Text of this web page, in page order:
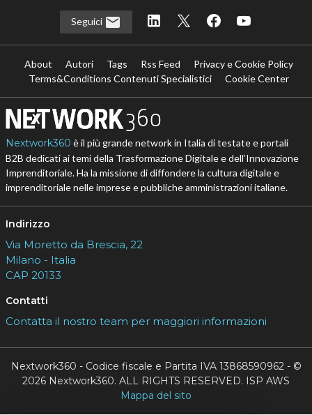
Seguici
About Autori Tags Rss Feed
Privacy e Cookie Policy
Terms&Conditions Contenuti Specialistici
Cookie Center
Nextwork360 è il più grande network in Italia di testate e portali
B2B dedicati ai temi della Trasformazione Digitale e dell’Innovazione
Imprenditoriale. Ha la missione di diffondere la cultura digitale e
imprenditoriale nelle imprese e pubbliche amministrazioni italiane.
Indirizzo
Via Moretto da Brescia, 22
Milano - Italia
CAP 20133
Contatti
Contatta il nostro team per maggiori informazioni
Nextwork360 - Codice fiscale e Partita IVA 13868590962 - ©
2026 Nextwork360. ALL RIGHTS RESERVED. ISP AWS
Mappa del sito